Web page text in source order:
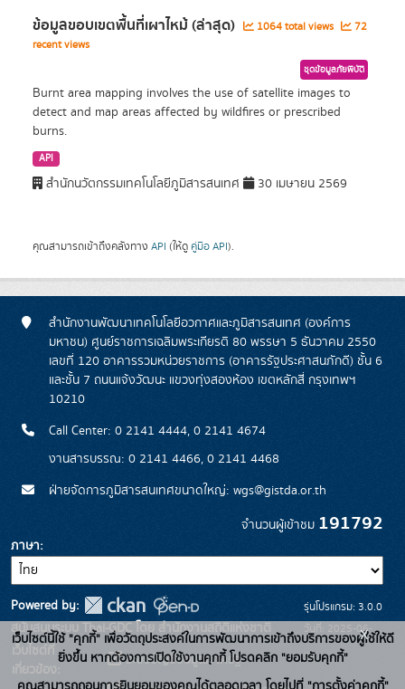
ข้อมูลขอบเขตพื้นที่เผาไหม้ (ล่าสุด) 1064 total views
72
recent views
ชุดข้อมูลภัยพิบัติ
Burnt area mapping involves the use of satellite images to
detect and map areas affected by wildfires or prescribed
burns.
API
สำนักนวัตกรรมเทคโนโลยีภูมิสารสนเทศ 30 เมษายน 2569
คุณสามารถเข้าถึงคลังทาง API (ให้ดู คู่มือ API).
สำนักงานพัฒนาเทคโนโลยีอวกาศและภูมิสารสนเทศ (องค์การ
มหาชน) ศูนย์ราชการเฉลิมพระเกียรติ 80 พรรษา 5 ธันวาคม 2550
เลขที่ 120 อาคารรวมหน่วยราชการ (อาคารรัฐประศาสนภักดี) ชั้น 6
และชั้น 7 ถนนแจ้งวัฒนะ แขวงทุ่งสองห้อง เขตหลักสี่ กรุงเทพฯ
10210
Call Center: 0 2141 4444, 0 2141 4674
งานสารบรรณ: 0 2141 4466, 0 2141 4468
ฝ่ายจัดการภูมิสารสนเทศขนาดใหญ่: wgs@gistda.or.th
จำนวนผู้เข้าชม 191792
ภาษา
Powered by:
สนับสนุนระบบ Thai-GDC โดย สำนักงานสถิติแห่งชาติ
เว็บไซต์ที่
เกี่ยวข้อง:
ระบบบัญชีข้อมูลภาครัฐ
รุ่นโปรแกรม: 3.0.0
วันที่: 2025-06-
26
เว็บไซต์นี้ใช้ "คุกกี้" เพื่อวัตถุประสงค์ในการพัฒนาการเข้าถึงบริการของผู้ใช้ให้ดี
ยิ่งขึ้น หากต้องการเปิดใช้งานคุกกี้ โปรดคลิก "ยอมรับคุกกี้"
x